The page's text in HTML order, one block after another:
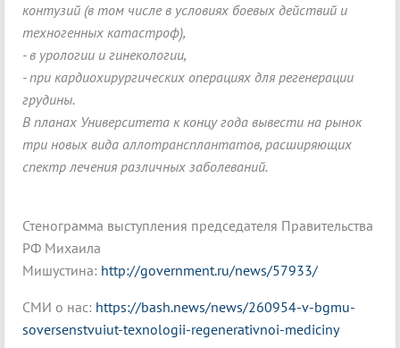
контузий (в том числе в условиях боевых действий и
техногенных катастроф),
- в урологии и гинекологии,
- при кардиохирургических операциях для регенерации
грудины.
В планах Университета к концу года вывести на рынок
три новых вида аллотрансплантатов, расширяющих
спектр лечения различных заболеваний.
Стенограмма выступления председателя Правительства
РФ Михаила
Мишустина: http://government.ru/news/57933/
СМИ о нас: https://bash.news/news/260954-v-bgmu-
soversenstvuiut-texnologii-regenerativnoi-mediciny